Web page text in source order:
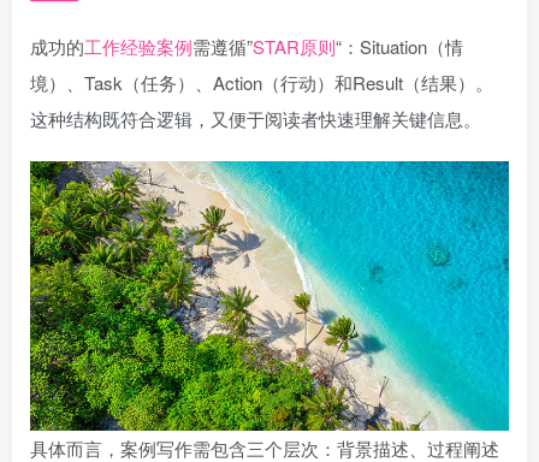
成功的工作经验案例需遵循”STAR原则“：Situation（情
境）、Task（任务）、Action（行动）和Result（结果）。
这种结构既符合逻辑，又便于阅读者快速理解关键信息。
具体而言，案例写作需包含三个层次：背景描述、过程阐述